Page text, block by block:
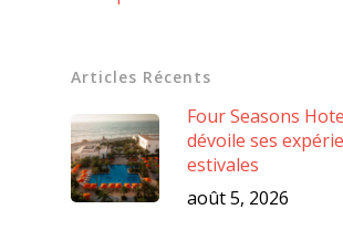
Articles Récents
Four Seasons
dévoile ses
estivales
août 5, 2026